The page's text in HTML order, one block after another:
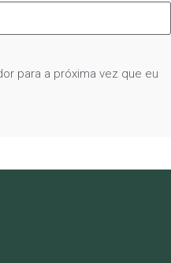
para a próxima vez que eu